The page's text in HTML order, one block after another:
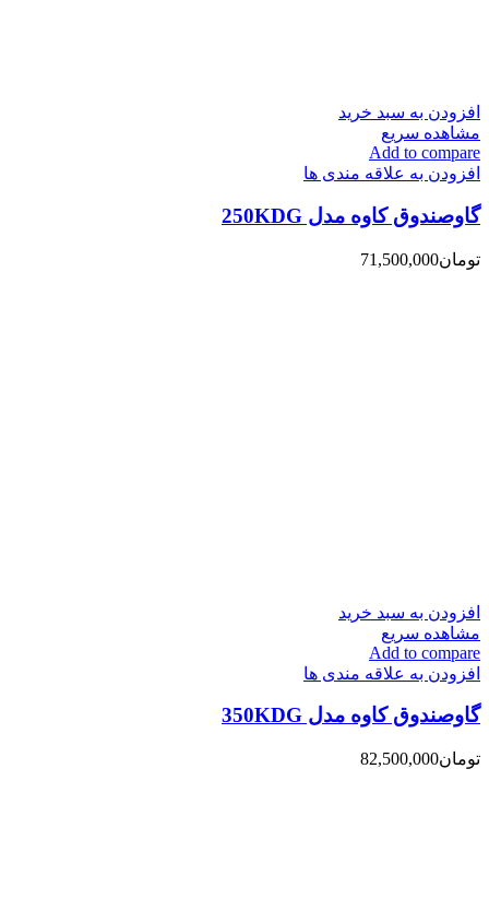
افزودن به سبد خرید
مشاهده سریع
Add to compare
افزودن به علاقه مندی ها
گاوصندوق کاوه مدل 250KDG
تومان71,500,000
افزودن به سبد خرید
مشاهده سریع
Add to compare
افزودن به علاقه مندی ها
گاوصندوق کاوه مدل 350KDG
تومان82,500,000